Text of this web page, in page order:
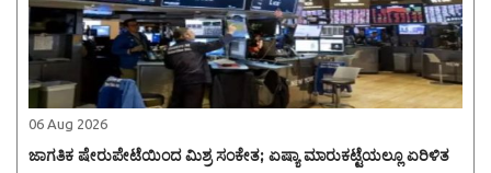
06 Aug 2026
ಜಾಗತಿಕ ಷೇರುಪೇಟೆಯಿಂದ ಮಿಶ್ರ ಸಂಕೇತ; ಏಷ್ಯಾ ಮಾರುಕಟ್ಟೆಯಲ್ಲೂ ಏರಿಳಿತ